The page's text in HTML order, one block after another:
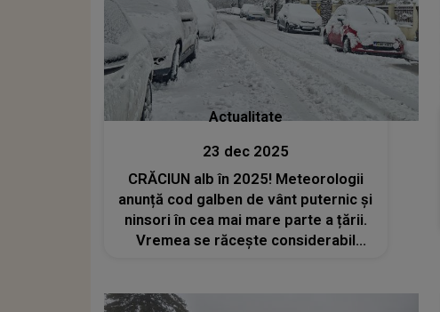
Actualitate
23 dec 2025
CRĂCIUN alb în 2025! Meteorologii
anunță cod galben de vânt puternic și
ninsori în cea mai mare parte a țării.
Vremea se răcește considerabil